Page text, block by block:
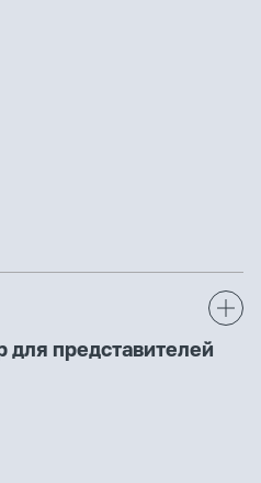
представителей